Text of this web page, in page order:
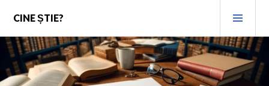
content
CINE ȘTIE?